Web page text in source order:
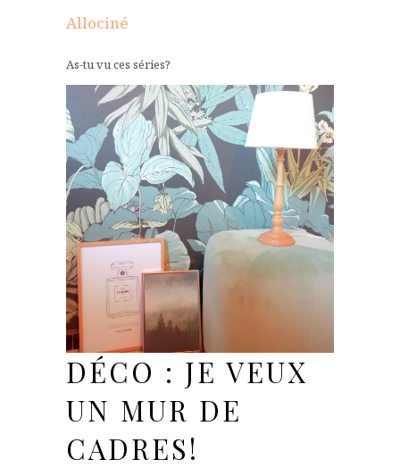
Allociné
As-tu vu ces séries?
DÉCO : JE VEUX
UN MUR DE
CADRES!